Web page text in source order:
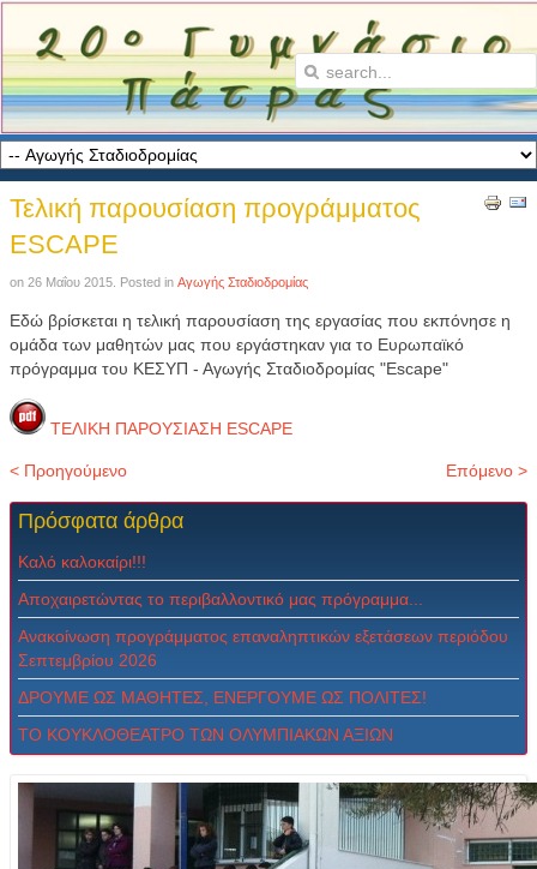
Τελική παρουσίαση προγράμματος
ESCAPE
on 26 Μαΐου 2015 . Posted in Αγωγής Σταδιοδρομίας
Εδώ βρίσκεται η τελική παρουσίαση της εργασίας που εκπόνησε η
ομάδα των μαθητών μας που εργάστηκαν για το Ευρωπαϊκό
πρόγραμμα του ΚΕΣΥΠ - Αγωγής Σταδιοδρομίας "Escape"
ΤΕΛΙΚΗ ΠΑΡΟΥΣΙΑΣΗ ESCAPE
< Προηγούμενο Επόμενο >
Πρόσφατα άρθρα
Καλό καλοκαίρι!!!
Αποχαιρετώντας το περιβαλλοντικό μας πρόγραμμα...
Ανακοίνωση προγράμματος επαναληπτικών εξετάσεων περιόδου
Σεπτεμβρίου 2026
ΔPOYME ΩΣ MAΘHTEΣ, ENEPΓOYME ΩΣ ΠOΛITEΣ!
ΤΟ ΚΟΥΚΛΟΘΕΑΤΡΟ ΤΩΝ ΟΛΥΜΠΙΑΚΩΝ ΑΞΙΩΝ